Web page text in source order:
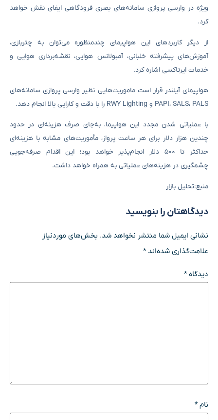
ویژه در وارسی پروازی سامانه‌های بصری فرودگاهی ایفای نقش خواهد
کرد.
از دیگر کاربردهای این هواپیمای چندمنظوره می‌توان به چتربازی،
آموزش‌های پیشرفته خلبانی، آمبولانس هوایی، نقشه‌برداری هوایی و
خدمات ایرتاکسی اشاره کرد.
هواپیمای آیلندر قرار است ماموریت‌هایی نظیر وارسی پروازی سامانه‌های
PAPI، SALS، PALS و RWY Lighting را با دقت و کارایی بالا انجام دهد.
با عملیاتی شدن مجدد این هواپیما، به‌جای صرف هزینه‌ای در حدود
چندین هزار دلار برای هر ساعت پرواز، مأموریت‌های مشابه با هزینه‌ای
حداکثر تا ۵۰۰ دلار انجام‌پذیر خواهد بود؛ این اقدام صرفه‌جویی
چشمگیری در هزینه‌های عملیاتی به همراه خواهد داشت.
منبع:تحلیل بازار
دیدگاهتان را بنویسید
نشانی ایمیل شما منتشر نخواهد شد. بخش‌های موردنیاز
علامت‌گذاری شده‌اند*
دیدگاه*
نام*